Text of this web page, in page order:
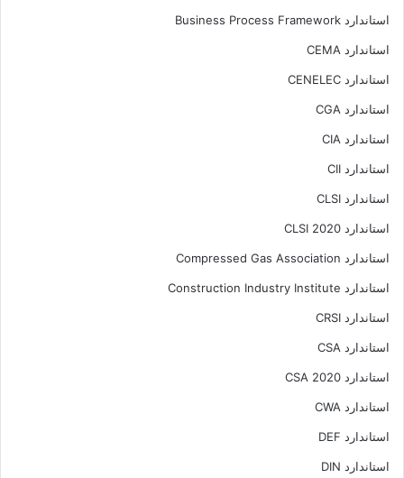
استاندارد Business Process Framework
استاندارد CEMA
استاندارد CENELEC
استاندارد CGA
استاندارد CIA
استاندارد CII
استاندارد CLSI
استاندارد CLSI 2020
استاندارد Compressed Gas Association
استاندارد Construction Industry Institute
استاندارد CRSI
استاندارد CSA
استاندارد CSA 2020
استاندارد CWA
استاندارد DEF
استاندارد DIN